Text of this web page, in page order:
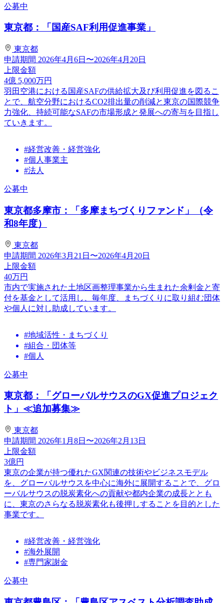
公募中
東京都：「国産SAF利用促進事業」
東京都
申請期間 2026年4月6日〜2026年4月20日
上限金額
4億 5,000万円
羽田空港における国産SAFの供給拡大及び利用促進を図るこ
とで、航空分野におけるCO2排出量の削減と東京の国際競争
力強化、持続可能なSAFの市場形成と発展への寄与を目指し
ていきます。
#経営改善・経営強化
#個人事業主
#法人
公募中
東京都多摩市：「多摩まちづくりファンド」（令
和8年度）
東京都
申請期間 2026年3月21日〜2026年4月20日
上限金額
40万円
市内で実施された土地区画整理事業から生まれた余剰金と寄
付を基金として活用し、毎年度、まちづくりに取り組む団体
や個人に対し助成しています。
#地域活性・まちづくり
#組合・団体等
#個人
公募中
東京都：「グローバルサウスのGX促進プロジェク
ト」≪追加募集≫
東京都
申請期間 2026年1月8日〜2026年2月13日
上限金額
3億円
東京の企業が持つ優れたGX関連の技術やビジネスモデル
を、グローバルサウスを中心に海外に展開することで、グロ
ーバルサウスの脱炭素化への貢献や都内企業の成長ととも
に、東京のさらなる脱炭素化も後押しすることを目的とした
事業です。
#経営改善・経営強化
#海外展開
#専門家謝金
公募中